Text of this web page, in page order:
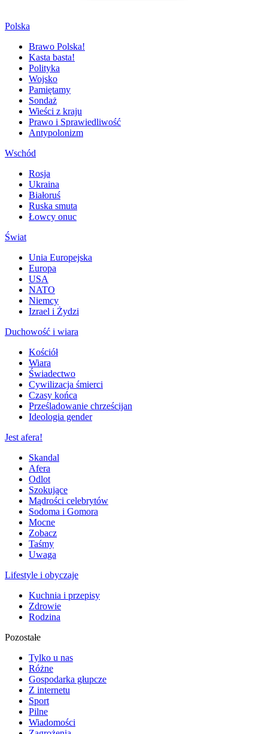
Polska
Brawo Polska!
Kasta basta!
Polityka
Wojsko
Pamiętamy
Sondaż
Wieści z kraju
Prawo i Sprawiedliwość
Antypolonizm
Wschód
Rosja
Ukraina
Białoruś
Ruska smuta
Łowcy onuc
Świat
Unia Europejska
Europa
USA
NATO
Niemcy
Izrael i Żydzi
Duchowość i wiara
Kościół
Wiara
Świadectwo
Cywilizacja śmierci
Czasy końca
Prześladowanie chrześcijan
Ideologia gender
Jest afera!
Skandal
Afera
Odlot
Szokujące
Mądrości celebrytów
Sodoma i Gomora
Mocne
Zobacz
Taśmy
Uwaga
Lifestyle i obyczaje
Kuchnia i przepisy
Zdrowie
Rodzina
Pozostałe
Tylko u nas
Różne
Gospodarka głupcze
Z internetu
Sport
Pilne
Wiadomości